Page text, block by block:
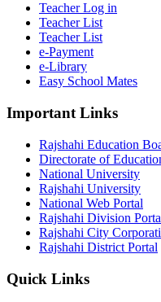
Teacher Log in
Teacher List
Teacher List
e-Payment
e-Library
Easy School Mates
Important Links
Rajshahi Education
Directorate of
National University
Rajshahi University
National Web Portal
Rajshahi Division
Rajshahi City
Rajshahi District Portal
Quick Links